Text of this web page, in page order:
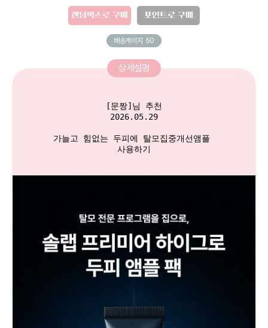
랜덤박스로 구매 포인트로 구매
배송게이지 50
상세설명
[문짱]님 추천
2026.05.29
가늘고 힘없는 두피에 탈모집중개선앰플
사용하기